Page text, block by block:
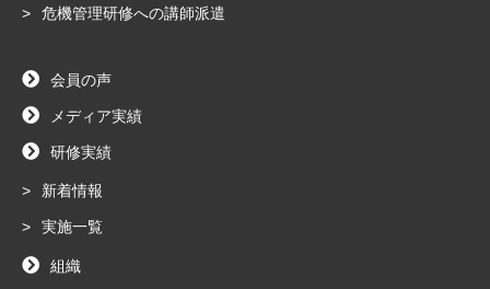
危機管理研修への講師派遣
会員の声
メディア実績
研修実績
新着情報
実施一覧
組織